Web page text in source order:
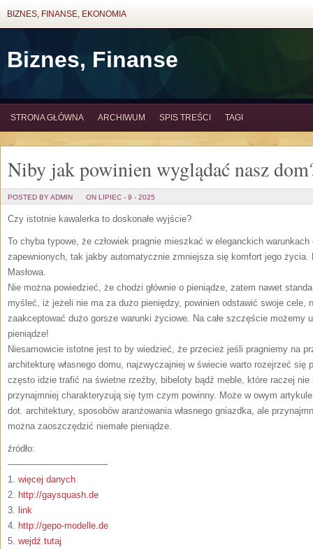
BIZNES, FINANSE, EKONOMIA
Biznes, Finanse
STRONA GŁÓWNA ARCHIWUM SPIS TREŚCI TAGI
Niby jak powinien wyglądać nasz
POSTED BY ADMIN ON LIPIEC - 9 - 2025
Czy istotnie kawalerka to doskonałe wyjście?
To chyba typowe, że człowiek pragnie mieszkać w eleganckich
zapewnionych, tak jakby automatycznie zmniejsza się komfort jego życia.
Masłowa.
Nie można powiedzieć, że chodzi głównie o pieniądze, zatem nawet
myśleć, iż jeżeli nie ma za dużo pieniędzy, powinien odstawić swoje cele,
zaakceptować dużo gorsze warunki życiowe. Na całe szczęście możemy
pieniądze!
Niesamowicie istotne jest to by wiedzieć, że przecież jeśli pragniemy na
architekturę własnego domu, najzwyczajniej w świecie warto rozejrzeć się
często idzie trafić na świetne rzeźby, bibeloty bądź meble, które raczej nie
przynajmniej charakteryzują się tym czym powinny. Może w owym
dot. architektury, sposobów aranżowania własnego gniazdka, ale
można zaoszczędzić niemałe pieniądze.
źródło:
———————————
1. więcej danych
2. http://gaysquash.de
3. link
4. http://gepo-modelle.de
5. wejdź tutaj